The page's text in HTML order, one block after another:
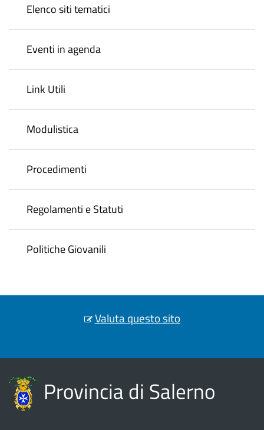
Elenco siti tematici
Eventi in agenda
Link Utili
Modulistica
Procedimenti
Regolamenti e Statuti
Politiche Giovanili
Valuta questo sito
Provincia di Salerno